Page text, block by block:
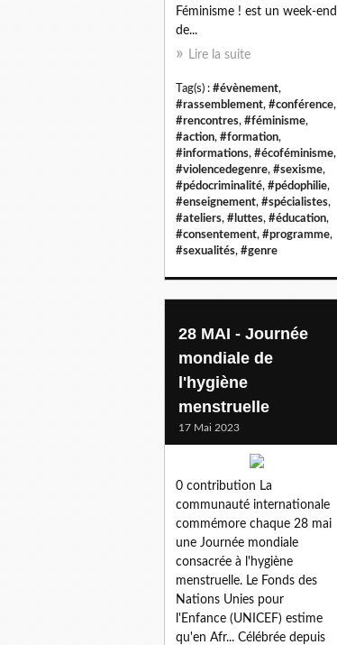
Féminisme ! est un week-end
de...
Lire la suite
Tag(s) : #évènement,
#rassemblement, #conférence,
#rencontres, #féminisme,
#action, #formation,
#informations, #écoféminisme,
#violencedegenre, #sexisme,
#pédocriminalité, #pédophilie,
#enseignement, #spécialistes,
#ateliers, #luttes, #éducation,
#consentement, #programme,
#sexualités, #genre
28 MAI - Journée
mondiale de
l'hygiène
menstruelle
17 Mai 2023
0 contribution La
communauté internationale
commémore chaque 28 mai
une Journée mondiale
consacrée à l'hygiène
menstruelle. Le Fonds des
Nations Unies pour
l'Enfance (UNICEF) estime
qu'en Afr... Célébrée depuis